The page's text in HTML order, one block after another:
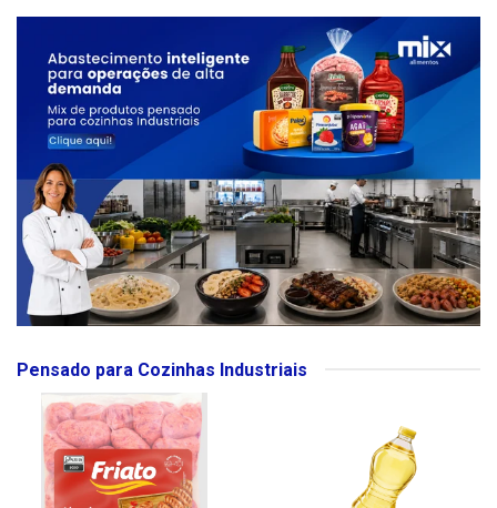
Pensado para Cozinhas Industriais